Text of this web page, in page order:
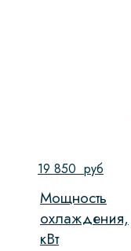
19 850 руб
Мощность
охлаждения,
кВт